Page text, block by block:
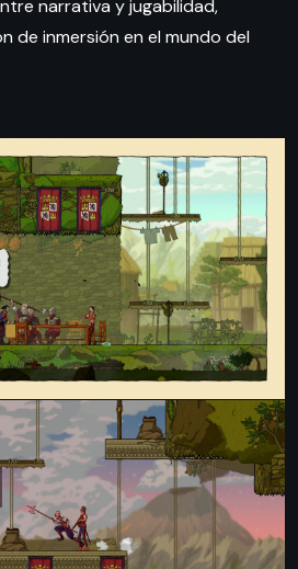
narrativa y jugabilidad,
de inmersión en el mundo del